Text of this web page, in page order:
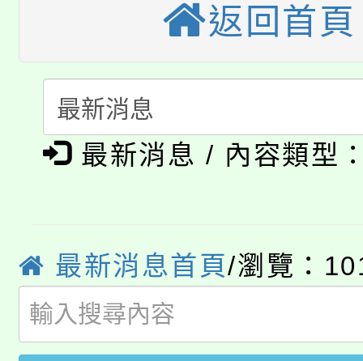
生本土語及新住民語歌
公告本校115學年度第
代理(課)教師甄選結果(
公告本校115學年度第
代理(課)教師甄選結果(
轉知中國文化大學推廣
《TA101》溝通分析基
系所師生報名參加。
淨零綠生活教案入校路
學籍身 分審查程序及
版
淨零綠領人才培育課程
公告本校115學年度第
代理(課)教師甄選結果(
「2026金融保險知識
返回首頁
最新消息 / 內容類型
最新消息首頁/瀏覽：